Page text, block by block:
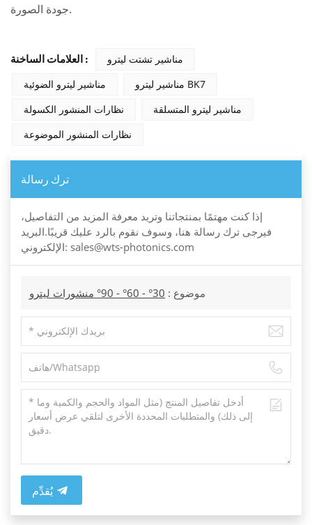
جودة الصورة.
العلامات الساخنة :
مناشير تشتت ليترو
مناشير ليترو الضوئية
مناشير ليترو BK7
نظارات المنشور الكسولة
مناشير ليترو المتسلقة
نظارات المنشور الموضوعة
ترك رسالة
إذا كنت مهتمًا بمنتجاتنا وتريد معرفة المزيد من التفاصيل،
فيرجى ترك رسالة هنا، وسوف نقوم بالرد عليك قريبًا.البريد
الإلكتروني: sales@wts-photonics.com
موضوع : 30° - 60° - 90° منشورات ليترو
يُقدِّم